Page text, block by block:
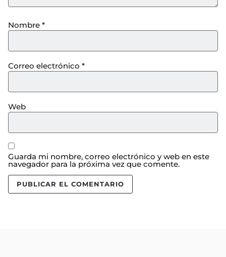
Nombre *
Correo electrónico *
Web
Guarda mi nombre, correo electrónico y web en este
navegador para la próxima vez que comente.